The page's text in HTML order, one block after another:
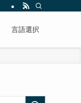
言語選択